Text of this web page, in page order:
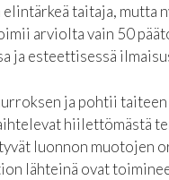
taitaja, mutta
arviolta vain 50
ja esteettisessä
ja pohtii
hiilettömästä
luonnon muotojen
lähteinä ovat